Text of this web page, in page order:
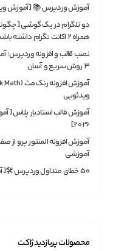
آموزش وردپرس 📚 [آموزش ویدئویی
دو تلگرام در یک گوشی [
همراه ۲ اکانت تگرام داشته باشیم؟]
نصب قالب و افزونه وردپرس؛
3 روش سریع و آسان
ویدئویی
آموزش قالب استادیار پلاس
2026]
آموزش افزونه المنتور پرو از
آموزشی
50 خطای متداول وردپرس 🛠[آموزش رفع خطا]
محصولات پربازدید ژاکت